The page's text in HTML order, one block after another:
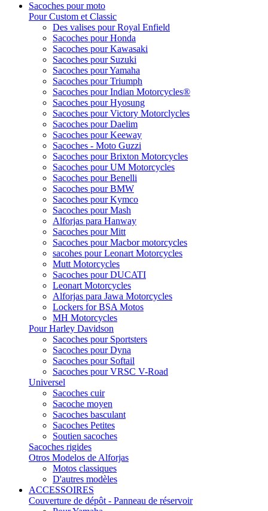
Sacoches pour moto
Pour Custom et Classic
Des valises pour Royal Enfield
Sacoches pour Honda
Sacoches pour Kawasaki
Sacoches pour Suzuki
Sacoches pour Yamaha
Sacoches pour Triumph
Sacoches pour Indian Motorcycles®
Sacoches pour Hyosung
Sacoches pour Victory Motorclycles
Sacoches pour Daelim
Sacoches pour Keeway
Sacoches - Moto Guzzi
Sacoches pour Brixton Motorcycles
Sacoches pour UM Motorcycles
Sacoches pour Benelli
Sacoches pour BMW
Sacoches pour Kymco
Sacoches pour Mash
Alforjas para Hanway
Sacoches pour Mitt
Sacoches pour Macbor motorcycles
sacohes pour Leonart Motorcycles
Mutt Motorcycles
Sacoches pour DUCATI
Leonart Motorcycles
Alforjas para Jawa Motorcycles
Lockers for BSA Motos
MH Motorcycles
Pour Harley Davidson
Sacoches pour Sportsters
Sacoches pour Dyna
Sacoches pour Softail
Sacoches pour VRSC V-Road
Universel
Sacoches cuir
Sacoche moyen
Sacoches basculant
Sacoches Petites
Soutien sacoches
Sacoches rigides
Otros Modelos de Alforjas
Motos classiques
D'autres modèles
ACCESSOIRES
Couverture de dépôt - Panneau de réservoir